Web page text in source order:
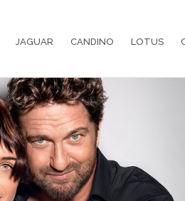
JAGUAR CANDINO LOTUS